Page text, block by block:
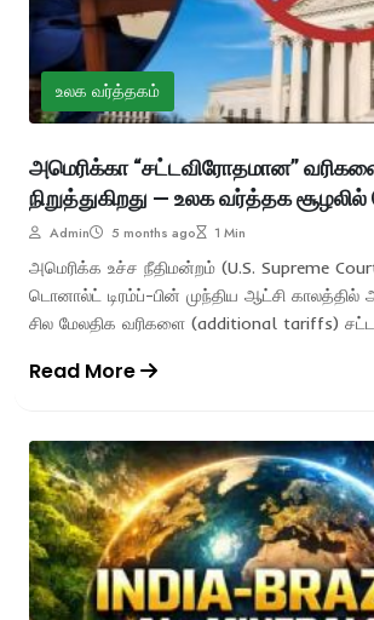
உலக வர்த்தகம்
அமெரிக்கா “சட்டவிரோதமான”
நிறுத்துகிறது — உலக வர்த்தக சூழலில்
Admin 5 months ago 1 Min
அமெரிக்க உச்ச நீதிமன்றம் (U.S. Supreme
டொனால்ட் டிரம்ப்-பின் முந்திய ஆட்சி காலத்தில்
சில மேலதிக வரிகளை (additional tariffs)
Read More